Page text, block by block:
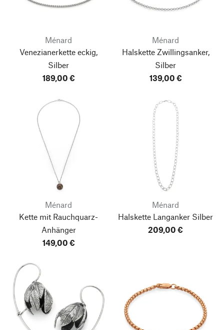
Ménard
Venezianerkette eckig,
Silber
189,00 €
Ménard
Halskette Zwillingsanker,
Silber
139,00 €
Ménard
Kette mit Rauchquarz-
Anhänger
149,00 €
Ménard
Halskette Langanker Silber
209,00 €